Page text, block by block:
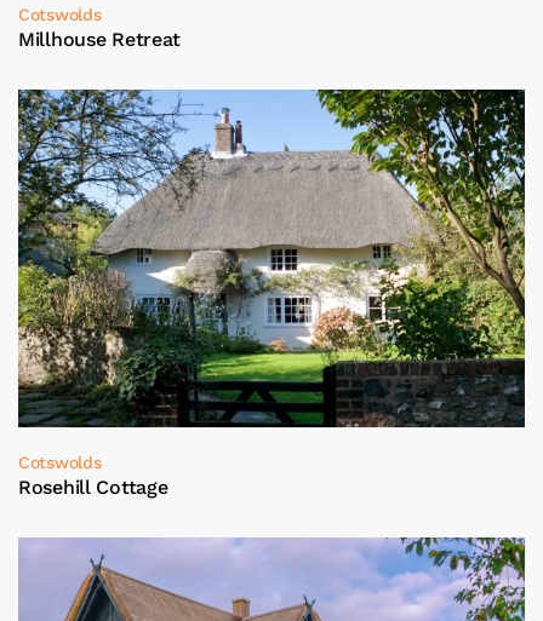
Cotswolds
Millhouse Retreat
Cotswolds
Rosehill Cottage